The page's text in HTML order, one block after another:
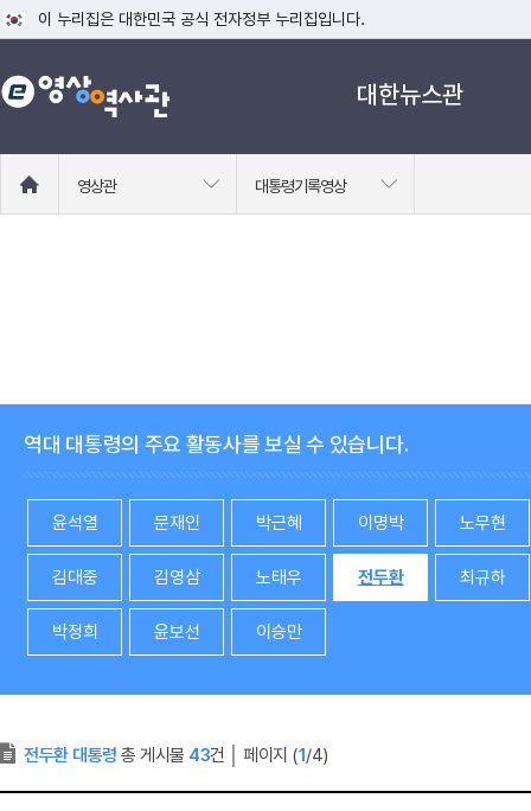
이 누리집은 대한민국 공식 전자정부 누리집입니다.
공식 누리집 주소 확인하기
go.kr 주소를 사용하는 누리집은 대한민국 정부기관이 관리하는 누리집입니
대한뉴스관
로
영상관 대통령기록영상
역대 대통령의 주요 활동사를 보실 수 있습니다.
윤석열 문재인 박근혜 이명박 노무현
김대중 김영삼 노태우 전두환 최규하
박정희 윤보선 이승만
전두환 대통령 총 게시물 43건 페이지 (1/4)